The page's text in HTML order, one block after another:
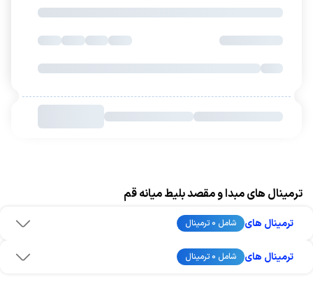
ترمینال های مبدا و مقصد بلیط میانه قم
ترمینال های شامل 0 ترمینال
ترمینال های شامل 0 ترمینال